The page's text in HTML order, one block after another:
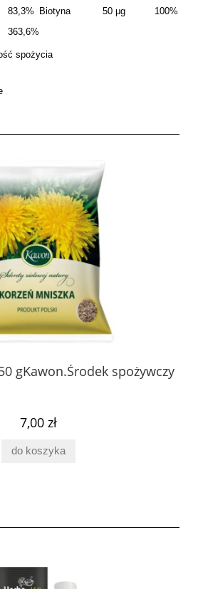
83,3% Biotyna 50 μg
100%
363,6%
spożycia
gKawon.Środek spożywczy
7,00 zł
do koszyka